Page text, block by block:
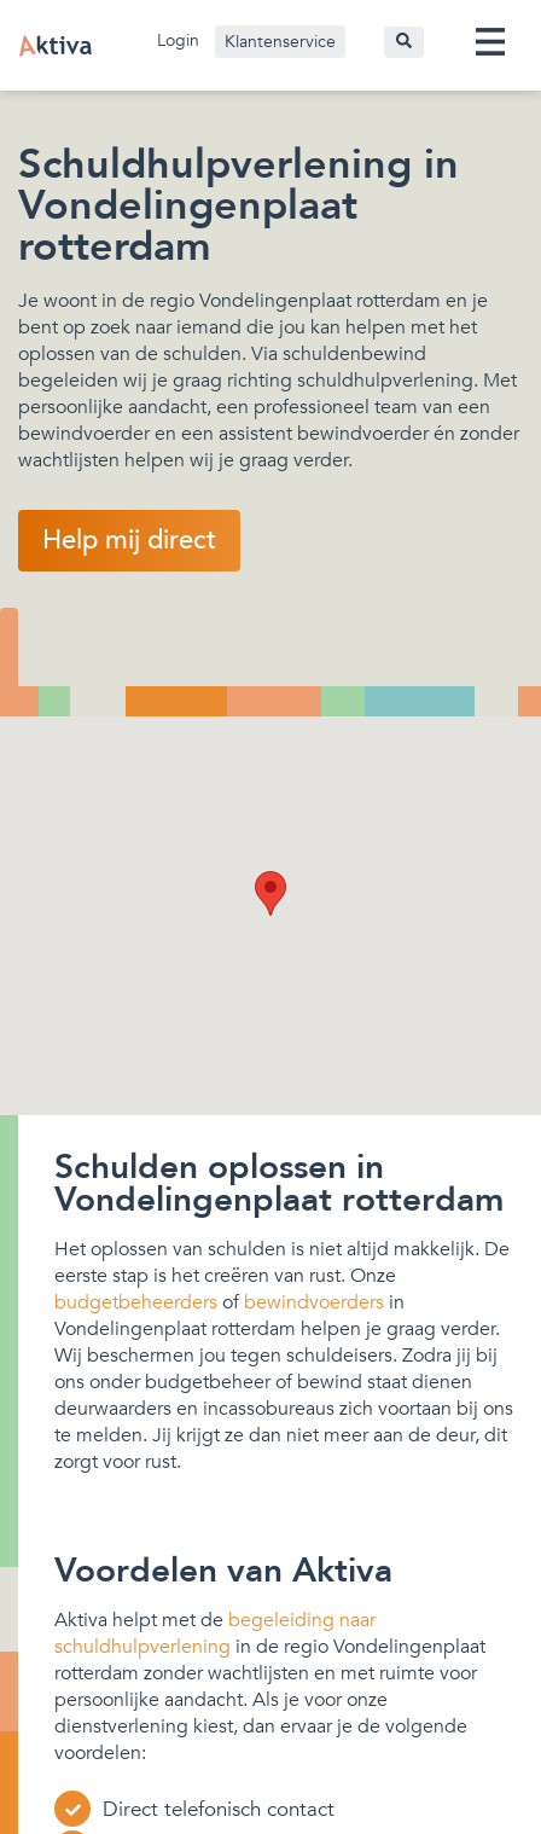
Login Klantenservice
Schuldhulpverlening in
Vondelingenplaat
rotterdam
Je woont in de regio Vondelingenplaat rotterdam en je
bent op zoek naar iemand die jou kan helpen met het
oplossen van de schulden. Via schuldenbewind
begeleiden wij je graag richting schuldhulpverlening. Met
persoonlijke aandacht, een professioneel team van een
bewindvoerder en een assistent bewindvoerder én zonder
wachtlijsten helpen wij je graag verder.
Help mij direct
Schulden oplossen in
Vondelingenplaat rotterdam
Het oplossen van schulden is niet altijd makkelijk. De
eerste stap is het creëren van rust. Onze
budgetbeheerdersofbewindvoerders in
Vondelingenplaat rotterdam helpen je graag verder.
Wij beschermen jou tegen schuldeisers. Zodra jij bij
ons onder budgetbeheer of bewind staat dienen
deurwaarders en incassobureaus zich voortaan bij ons
te melden. Jij krijgt ze dan niet meer aan de deur, dit
zorgt voor rust.
Voordelen van Aktiva
Aktiva helpt met de begeleiding naar
schuldhulpverlening in de regio Vondelingenplaat
rotterdam zonder wachtlijsten en met ruimte voor
persoonlijke aandacht. Als je voor onze
dienstverlening kiest, dan ervaar je de volgende
voordelen:
Direct telefonisch contact